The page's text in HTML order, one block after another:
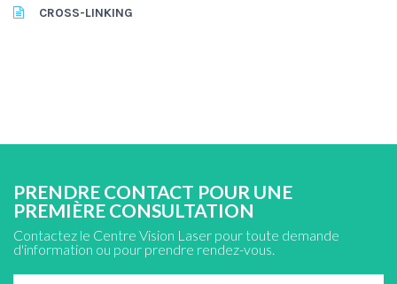
CROSS-LINKING
PRENDRE CONTACT POUR UNE
PREMIÈRE CONSULTATION
Contactez le Centre Vision Laser pour toute demande
d'information ou pour prendre rendez-vous.